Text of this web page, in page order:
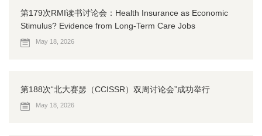
第179次RMI读书讨论会：Health Insurance as Economic
Stimulus? Evidence from Long-Term Care Jobs
May 18, 2026
第188次“北大赛瑟（CCISSR）双周讨论会”成功举行
May 18, 2026